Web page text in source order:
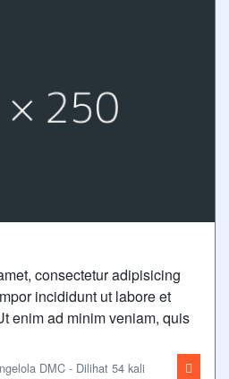
consectetur adipisicing
incididunt ut labore et
enim ad minim veniam, quis
DMC - Dilihat 54 kali